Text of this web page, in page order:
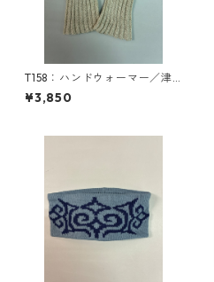
T158：ハンドウォーマー／津
田命子デザインアイヌ文様編
み込みハンドウォーマー
¥3,850